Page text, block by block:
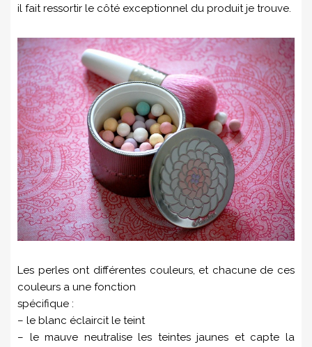
il fait ressortir le côté exceptionnel du produit je trouve.
Les perles ont différentes couleurs, et chacune de ces
couleurs a une fonction
spécifique :
– le blanc éclaircit le teint
– le mauve neutralise les teintes jaunes et capte la